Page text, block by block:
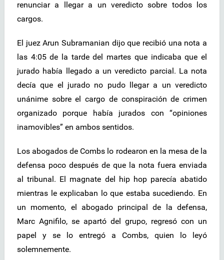
renunciar a llegar a un veredicto sobre todos los
cargos.
El juez Arun Subramanian dijo que recibió una nota a
las 4:05 de la tarde del martes que indicaba que el
jurado había llegado a un veredicto parcial. La nota
decía que el jurado no pudo llegar a un veredicto
unánime sobre el cargo de conspiración de crimen
organizado porque había jurados con “opiniones
inamovibles” en ambos sentidos.
Los abogados de Combs lo rodearon en la mesa de la
defensa poco después de que la nota fuera enviada
al tribunal. El magnate del hip hop parecía abatido
mientras le explicaban lo que estaba sucediendo. En
un momento, el abogado principal de la defensa,
Marc Agnifilo, se apartó del grupo, regresó con un
papel y se lo entregó a Combs, quien lo leyó
solemnemente.